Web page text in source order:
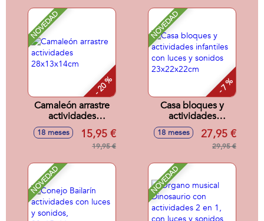
13x26x11cm
NOVEDAD
- 20 %
Camaleón arrastre
actividades
28x13x14cm
18 meses 15,95 €
19,95 €
NOVEDAD
- 7 %
Casa bloques y
actividades
infantiles con luces
y sonidos
23x22x22cm
18 meses 27,95 €
29,95 €
NOVEDAD NOVEDAD